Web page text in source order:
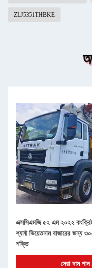
ZLJ5351THBKE
এক্সসিএমজি ৫২ এম ২০২২
শ্যাফ্ট ভিয়েতনাম বাজারের জন্য
শক্তি
সেরা দাম পান